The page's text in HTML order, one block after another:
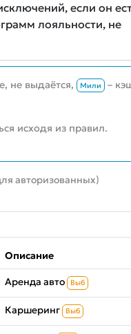
если он
лояльности, не
не выдаётся, Мили
–
исходя из правил.
авторизованных)
Описание
Аренда авто Выб
Каршеринг Выб